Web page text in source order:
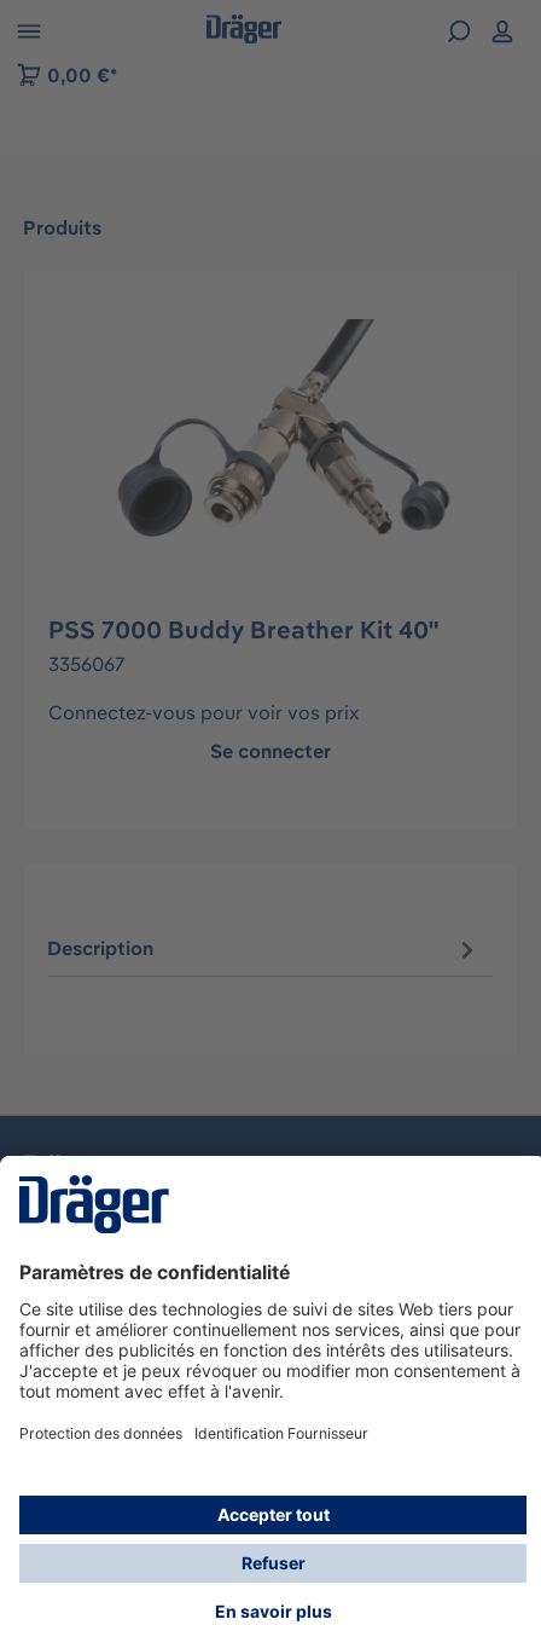
to B2B platform navigation
0,00 €*
Produits
PSS 7000 Buddy Breather Kit 40"
3356067
Connectez-vous pour voir vos prix
Se connecter
Description
Nous contacter
Service de e-commande Dräger
Informations sur les produits
© Dräger France SAS, 2024
*Prix hors taxe. Frais de gestion et de livraison standard
offerts; Indépendamment de la valeur ou du volume de